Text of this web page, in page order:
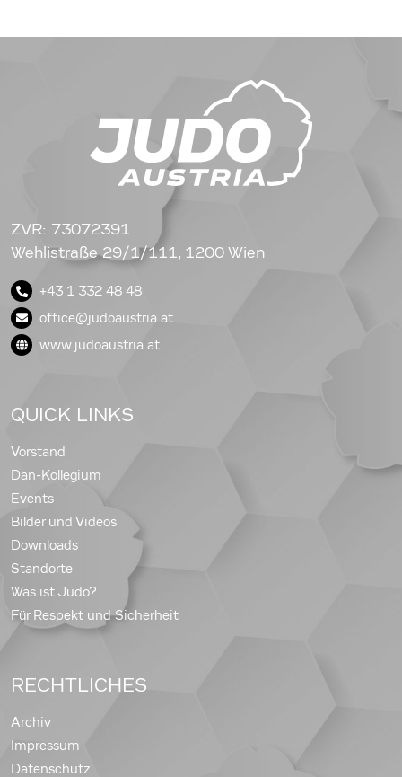
ZVR: 73072391
Wehlistraße 29/1/111, 1200 Wien
+43 1 332 48 48
office@judoaustria.at
www.judoaustria.at
QUICK LINKS
Vorstand
Dan-Kollegium
Events
Bilder und Videos
Downloads
Standorte
Was ist Judo?
Für Respekt und Sicherheit
RECHTLICHES
Archiv
Impressum
Datenschutz